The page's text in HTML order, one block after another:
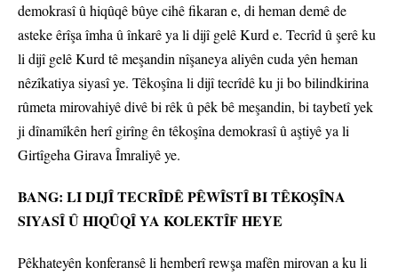
demokrasî û hiqûqê bûye cihê fikaran e, di heman demê de
asteke êrîşa îmha û înkarê ya li dijî gelê Kurd e. Tecrîd û şerê ku
li dijî gelê Kurd tê meşandin nîşaneya aliyên cuda yên heman
nêzîkatiya siyasî ye. Têkoşîna li dijî tecrîdê ku ji bo bilindkirina
rûmeta mirovahiyê divê bi rêk û pêk bê meşandin, bi taybetî yek
ji dînamîkên herî girîng ên têkoşîna demokrasî û aştiyê ya li
Girtîgeha Girava Îmraliyê ye.
BANG: LI DIJÎ TECRÎDÊ PÊWÎSTÎ BI TÊKOŞÎNA
SIYASÎ Û HIQÛQÎ YA KOLEKTÎF HEYE
Pêkhateyên konferansê li hemberî rewşa mafên mirovan a ku li